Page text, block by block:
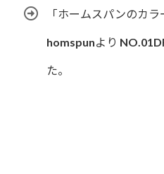
「ホームスパンのカラ
homspunより
た。